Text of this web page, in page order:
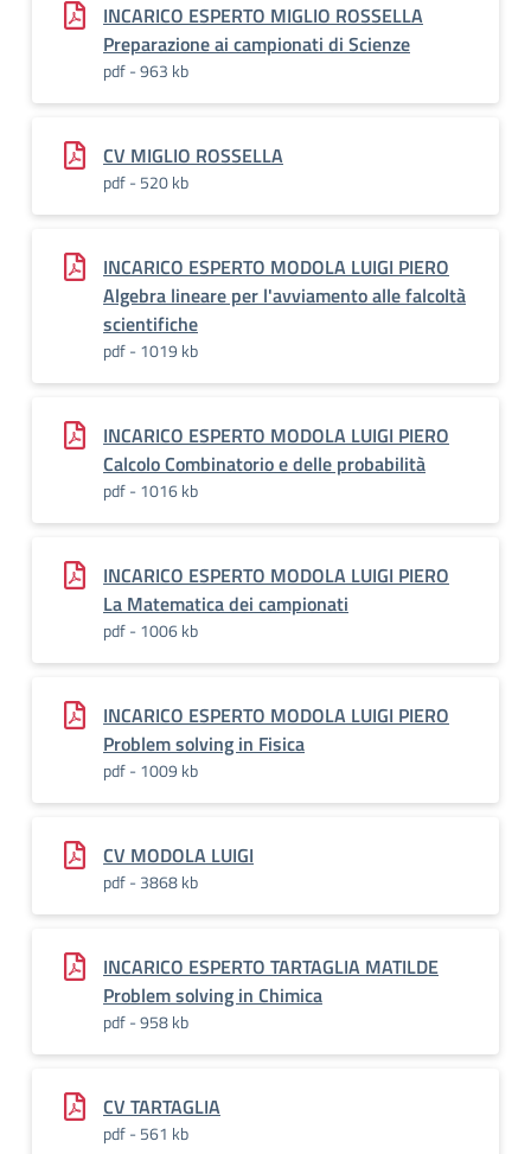
INCARICO ESPERTO MIGLIO ROSSELLA
Preparazione ai campionati di Scienze
pdf - 963 kb
CV MIGLIO ROSSELLA
pdf - 520 kb
INCARICO ESPERTO MODOLA LUIGI PIERO
Algebra lineare per l'avviamento alle falcoltà
scientifiche
pdf - 1019 kb
INCARICO ESPERTO MODOLA LUIGI PIERO
Calcolo Combinatorio e delle probabilità
pdf - 1016 kb
INCARICO ESPERTO MODOLA LUIGI PIERO
La Matematica dei campionati
pdf - 1006 kb
INCARICO ESPERTO MODOLA LUIGI PIERO
Problem solving in Fisica
pdf - 1009 kb
CV MODOLA LUIGI
pdf - 3868 kb
INCARICO ESPERTO TARTAGLIA MATILDE
Problem solving in Chimica
pdf - 958 kb
CV TARTAGLIA
pdf - 561 kb